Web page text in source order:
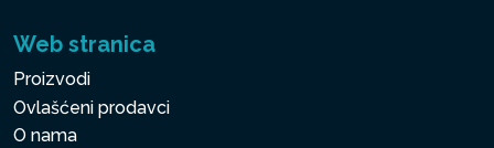
Web stranica
Proizvodi
Ovlašćeni prodavci
O nama